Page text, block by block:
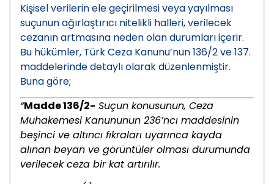
Kişisel verilerin ele geçirilmesi veya yayılması
suçunun ağırlaştırıcı nitelikli halleri, verilecek
cezanın artmasına neden olan durumları içerir.
Bu hükümler, Türk Ceza Kanunu’nun 136/2 ve 137.
maddelerinde detaylı olarak düzenlenmiştir.
Buna göre;
“Madde 136/2- Suçun konusunun, Ceza
Muhakemesi Kanununun 236’ncı maddesinin
beşinci ve altıncı fıkraları uyarınca kayda
alınan beyan ve görüntüler olması durumunda
verilecek ceza bir kat artırılır.